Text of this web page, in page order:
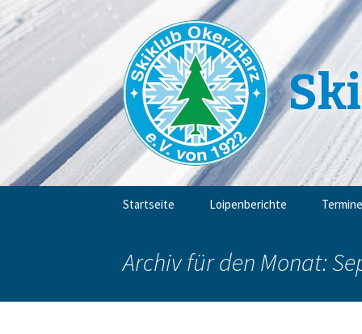
Startseite Loipenberichte Termine
Archiv für den Monat: